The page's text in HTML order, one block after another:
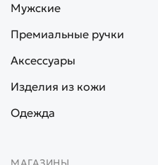
Мужские
Премиальные ручки
Аксессуары
Изделия из кожи
Одежда